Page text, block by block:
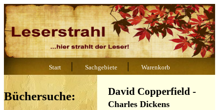
Start | Sachgebiete | Warenkorb
Büchersuche: David Copperfield -
Charles Dickens